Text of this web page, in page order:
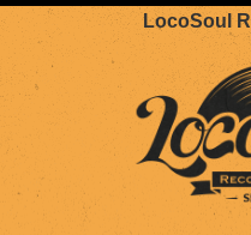
LocoSoul